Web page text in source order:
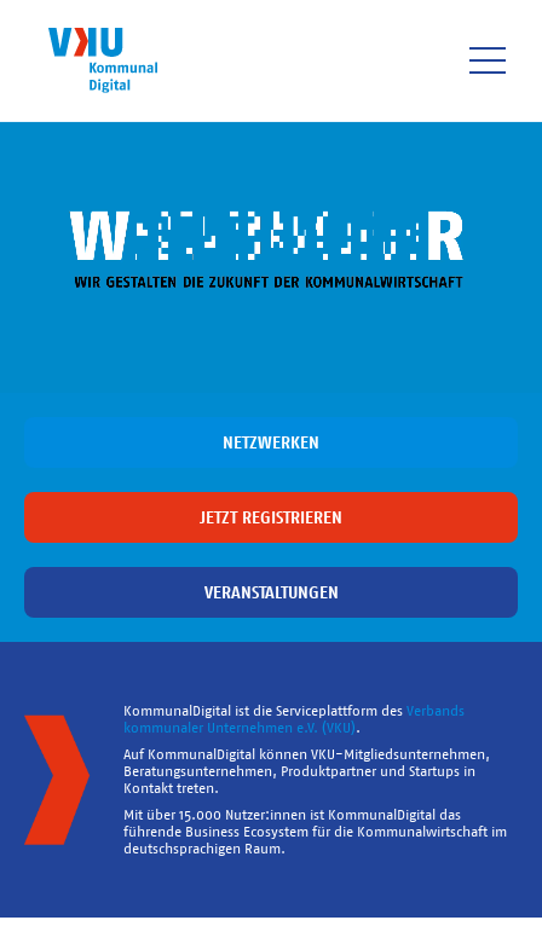
NETZWERKEN
JETZT REGISTRIEREN
VERANSTALTUNGEN
KommunalDigital ist die Serviceplattform des Verbands
kommunaler Unternehmen e.V. (VKU).
Auf KommunalDigital können VKU-Mitgliedsunternehmen,
Beratungsunternehmen, Produktpartner und Startups in
Kontakt treten.
Mit über 15.000 Nutzer:innen ist KommunalDigital das
führende Business Ecosystem für die Kommunalwirtschaft im
deutschsprachigen Raum.